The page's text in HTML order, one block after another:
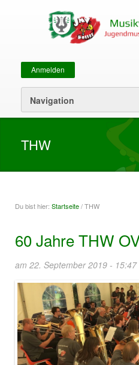
Sekundärmenü
Anmelden
THW
Du bist hier:
Sie sind hier
Startseite/ THW
60 Jahre THW
am 22. September 2019 - 15:47